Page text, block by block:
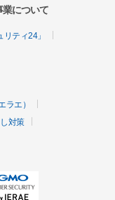
業について
ティ24」
ラエ）
対策